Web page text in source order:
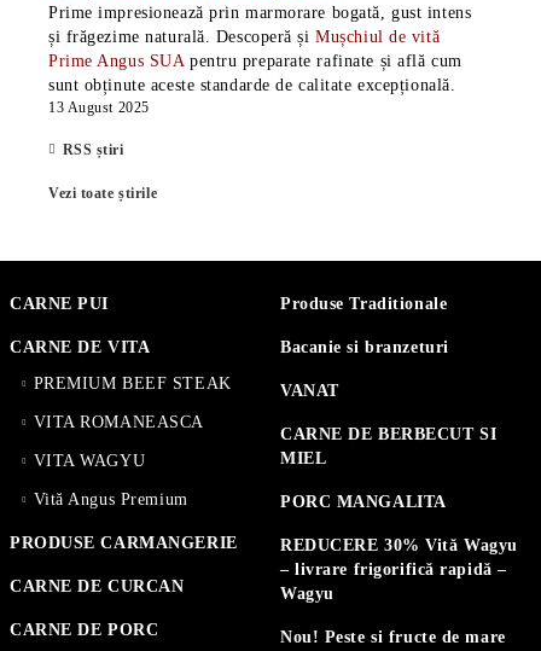
Prime impresionează prin marmorare bogată, gust intens
și frăgezime naturală. Descoperă șiMușchiul de vită
Prime Angus SUA pentru preparate rafinate și află cum
sunt obținute aceste standarde de calitate excepțională.
13 August 2025
RSS știri
Vezi toate știrile
CARNE PUI
CARNE DE VITA
PREMIUM BEEF STEAK
VITA ROMANEASCA
VITA WAGYU
Vită Angus Premium
PRODUSE CARMANGERIE
CARNE DE CURCAN
CARNE DE PORC
Produse Traditionale
Bacanie si branzeturi
VANAT
CARNE DE BERBECUT SI
MIEL
PORC MANGALITA
REDUCERE 30% Vită Wagyu
– livrare frigorifică rapidă –
Wagyu
Nou! Peste si fructe de mare